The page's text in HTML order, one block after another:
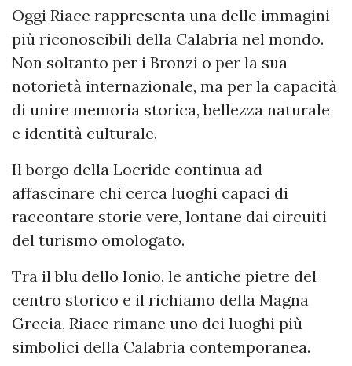
Oggi Riace rappresenta una delle immagini
più riconoscibili della Calabria nel mondo.
Non soltanto per i Bronzi o per la sua
notorietà internazionale, ma per la capacità
di unire memoria storica, bellezza naturale
e identità culturale.
Il borgo della Locride continua ad
affascinare chi cerca luoghi capaci di
raccontare storie vere, lontane dai circuiti
del turismo omologato.
Tra il blu dello Ionio, le antiche pietre del
centro storico e il richiamo della Magna
Grecia, Riace rimane uno dei luoghi più
simbolici della Calabria contemporanea.